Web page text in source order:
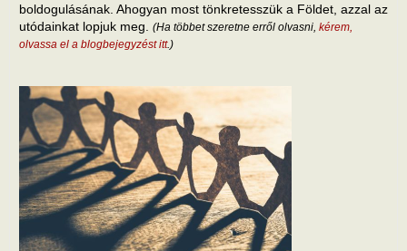
boldogulásának. Ahogyan most tönkretesszük a Földet, azzal az
utódainkat lopjuk meg. (Ha többet szeretne erről olvasni, kérem,
olvassa el a blogbejegyzést itt.)